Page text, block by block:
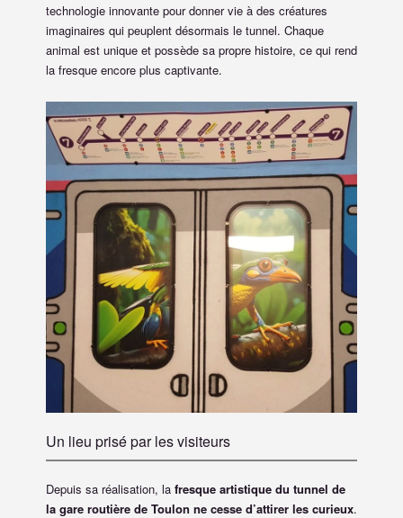
technologie innovante pour donner vie à des créatures
imaginaires qui peuplent désormais le tunnel. Chaque
animal est unique et possède sa propre histoire, ce qui rend
la fresque encore plus captivante.
Un lieu prisé par les visiteurs
Depuis sa réalisation, la fresque artistique du tunnel de
la gare routière de Toulon ne cesse d’attirer les curieux.